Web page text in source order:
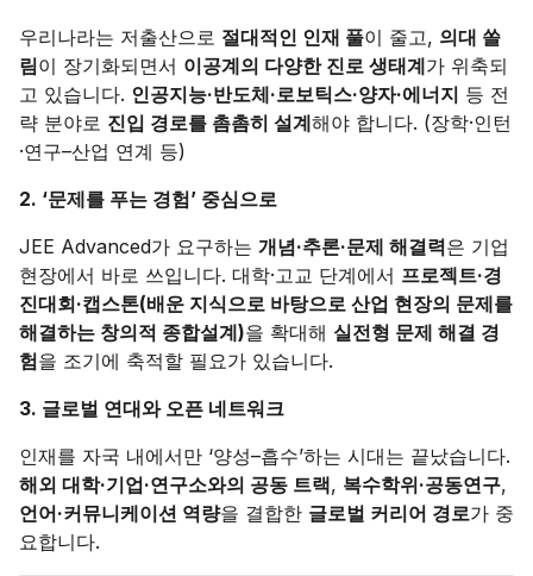
우리나라는 저출산으로 절대적인 인재 풀이 줄고, 의대 쏠
림이 장기화되면서 이공계의 다양한 진로 생태계가 위축되
고 있습니다. 인공지능·반도체·로보틱스·양자·에너지 등 전
략 분야로 진입 경로를 촘촘히 설계해야 합니다. (장학·인턴
·연구–산업 연계 등)
2. ‘문제를 푸는 경험’ 중심으로
JEE Advanced가 요구하는 개념·추론·문제 해결력은 기업
현장에서 바로 쓰입니다. 대학·고교 단계에서 프로젝트·경
진대회·캡스톤(배운 지식으로 바탕으로 산업 현장의 문제를
해결하는 창의적 종합설계)을 확대해 실전형 문제 해결 경
험을 조기에 축적할 필요가 있습니다.
3. 글로벌 연대와 오픈 네트워크
인재를 자국 내에서만 ‘양성–흡수’하는 시대는 끝났습니다.
해외 대학·기업·연구소와의 공동 트랙, 복수학위·공동연구,
언어·커뮤니케이션 역량을 결합한 글로벌 커리어 경로가 중
요합니다.